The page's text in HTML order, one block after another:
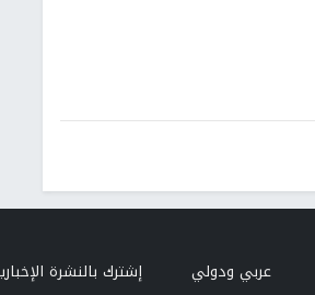
عربي ودولي
إشترك بالنشرة